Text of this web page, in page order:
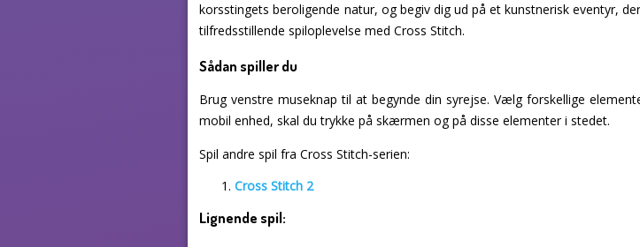
korsstingets beroligende natur, og begiv dig ud på et kunstnerisk eventyr,
tilfredsstillende spiloplevelse med Cross Stitch.
Sådan spiller du
Brug venstre museknap til at begynde din syrejse. Vælg forskellige
mobil enhed, skal du trykke på skærmen og på disse elementer i stedet.
Spil andre spil fra Cross Stitch-serien:
Cross Stitch 2
Lignende spil: